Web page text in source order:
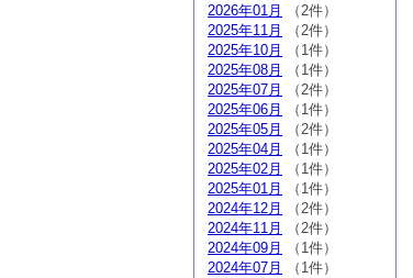
2026年01月
（2件）
2025年11月
（2件）
2025年10月
（1件）
2025年08月
（1件）
2025年07月
（2件）
2025年06月
（1件）
2025年05月
（2件）
2025年04月
（1件）
2025年02月
（1件）
2025年01月
（1件）
2024年12月
（2件）
2024年11月
（2件）
2024年09月
（1件）
2024年07月
（1件）